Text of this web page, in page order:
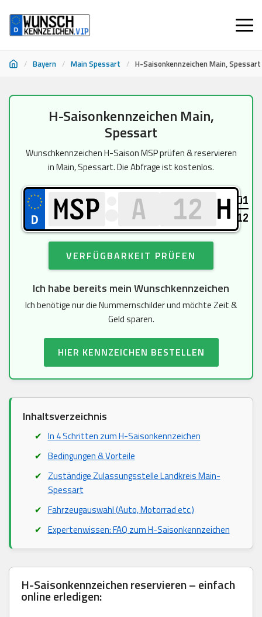
/ Bayern / Main Spessart / H-Saisonkennzeichen Main, Spessart
H-Saisonkennzeichen Main,
Spessart
Wunschkennzeichen H-Saison MSP prüfen & reservieren
in Main, Spessart. Die Abfrage ist kostenlos.
H
01
12
VERFÜGBARKEIT PRÜFEN
Ich habe bereits mein Wunschkennzeichen
Ich benötige nur die Nummernschilder und möchte Zeit &
Geld sparen.
HIER KENNZEICHEN BESTELLEN
Inhaltsverzeichnis
In 4 Schritten zum H-Saisonkennzeichen
Bedingungen & Vorteile
Zuständige Zulassungsstelle Landkreis Main-
Spessart
Fahrzeugauswahl (Auto, Motorrad etc.)
Expertenwissen: FAQ zum H-Saisonkennzeichen
H-Saisonkennzeichen reservieren – einfach
online erledigen: